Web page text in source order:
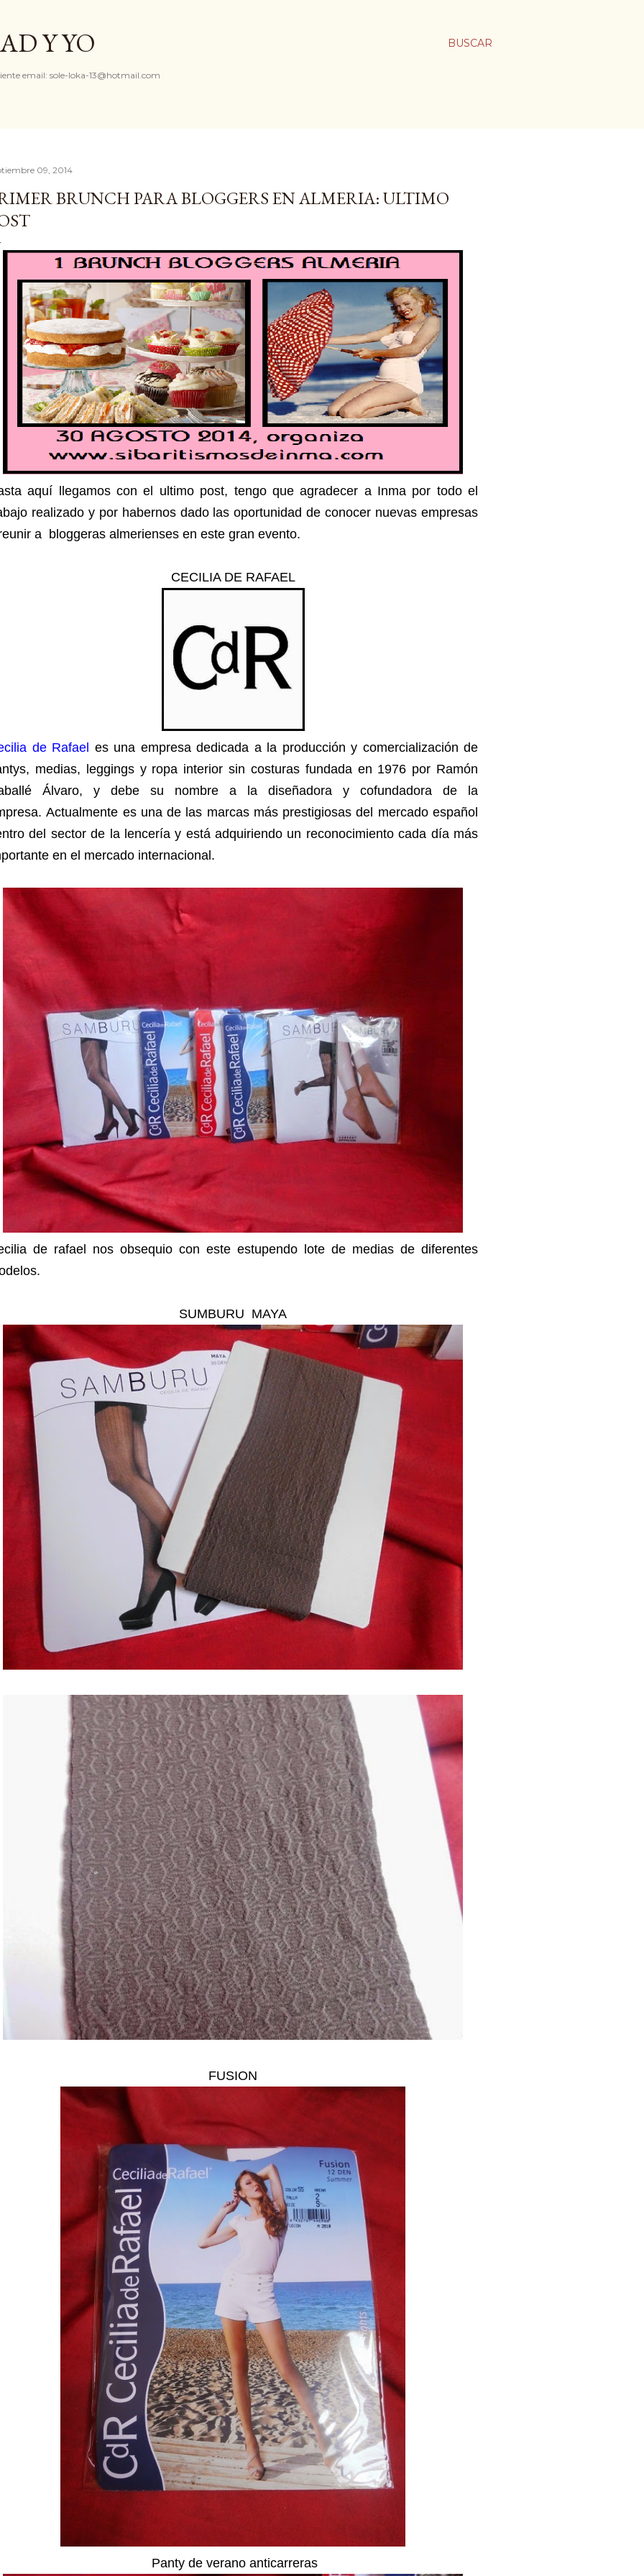
BUSCAR
Y YO
email: sole-loka-13@hotmail.com
09, 2014
BRUNCH PARA BLOGGERS EN ALMERIA: ULTIMO
aquí llegamos con el ultimo post, tengo que agradecer a Inma por todo el
realizado y por habernos dado las oportunidad de conocer nuevas empresas
a bloggeras almerienses en este gran evento.
CECILIA DE RAFAEL
de Rafael es una empresa dedicada a la producción y comercialización de
medias, leggings y ropa interior sin costuras fundada en 1976 por Ramón
Álvaro, y debe su nombre a la diseñadora y cofundadora de la
Actualmente es una de las marcas más prestigiosas del mercado español
del sector de la lencería y está adquiriendo un reconocimiento cada día más
en el mercado internacional.
de rafael nos obsequio con este estupendo lote de medias de diferentes
SUMBURU MAYA
FUSION
Panty de verano anticarreras